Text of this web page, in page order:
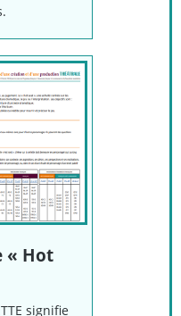
« Hot
signifie